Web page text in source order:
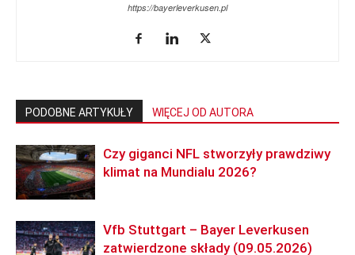
https://bayerleverkusen.pl
PODOBNE ARTYKUŁY WIĘCEJ OD AUTORA
Czy giganci NFL stworzyły prawdziwy
klimat na Mundialu 2026?
Vfb Stuttgart – Bayer Leverkusen
zatwierdzone składy (09.05.2026)